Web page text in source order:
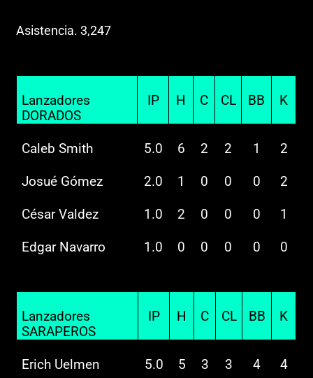
Asistencia. 3,247
Lanzadores
DORADOS
IP H C CL BB K
Caleb Smith 5.0 6 2 2 1 2
Josué Gómez 2.0 1 0 0 0 2
César Valdez 1.0 2 0 0 0 1
Edgar Navarro 1.0 0 0 0 0 0
Lanzadores
SARAPEROS
IP H C CL BB K
Erich Uelmen 5.0 5 3 3 4 4